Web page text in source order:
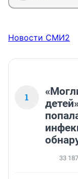
Новости СМИ2
1
33 187